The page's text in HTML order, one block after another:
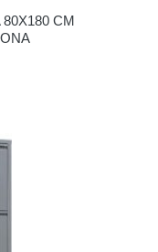
CM